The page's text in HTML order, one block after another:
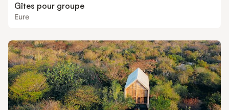
Gîtes pour groupe
Eure